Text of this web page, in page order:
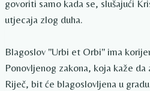
govoriti samo kada se, slušajući
utjecaja zlog duha.
Blagoslov "Urbi et Orbi" ima
Ponovljenog zakona, koja kaže da
Riječ, bit će blagoslovljena u